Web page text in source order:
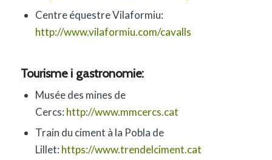
Centre équestre Vilaformiu:
http://www.vilaformiu.com/cavalls
Tourisme i gastronomie:
Musée des mines de
Cercs: http://www.mmcercs.cat
Train du ciment à la Pobla de
Lillet: https://www.trendelciment.cat